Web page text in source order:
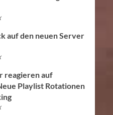
auf den neuen Server
reagieren auf
Playlist Rotationen